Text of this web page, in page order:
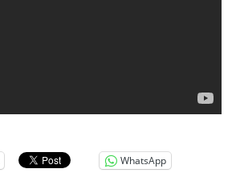
WhatsApp